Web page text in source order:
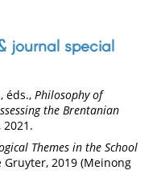
journal special
éds., Philosophy of
the Brentanian
Themes in the School
Gruyter, 2019 (Meinong